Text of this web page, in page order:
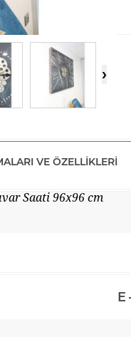
›
VE ÖZELLIKLERI
Saati 96x96 cm